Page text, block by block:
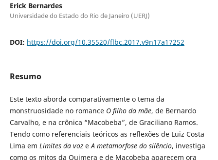
Erick Bernardes
Universidade do Estado do Rio de Janeiro (UERJ)
DOI: https://doi.org/10.35520/flbc.2017.v9n17a17252
Resumo
Este texto aborda comparativamente o tema da
monstruosidade no romance O filho da mãe, de Bernardo
Carvalho, e na crônica “Macobeba”, de Graciliano Ramos.
Tendo como referenciais teóricos as reflexões de Luiz Costa
Lima em Limites da vozeA metamorfose do silêncio, investiga
como os mitos da Quimera e de Macobeba aparecem ora